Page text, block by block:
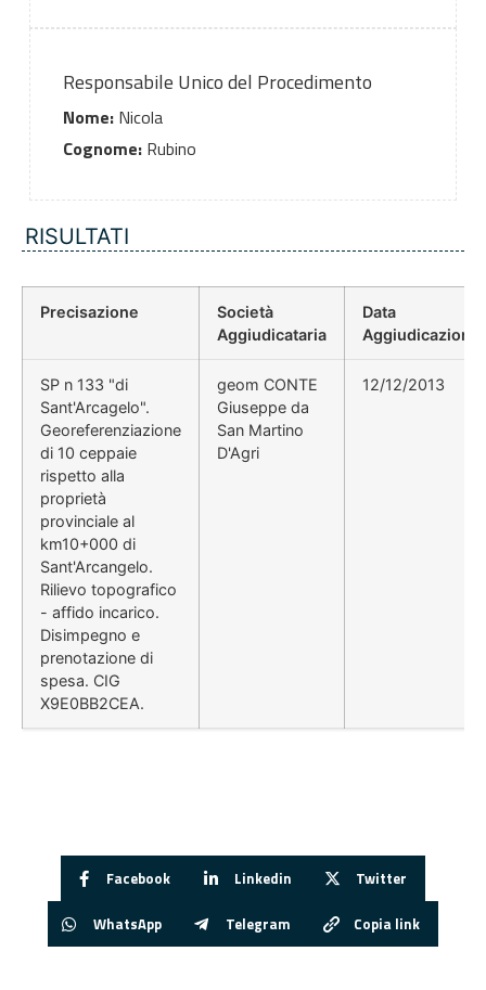
Responsabile Unico del Procedimento
Nome:Nicola
Cognome:Rubino
RISULTATI
Precisazione
Società
Aggiudicataria
Data
Aggiudicazione
SP n 133 "di
Sant'Arcagelo".
Georeferenziazione
di 10 ceppaie
rispetto alla
proprietà
provinciale al
km10+000 di
Sant'Arcangelo.
Rilievo topografico
- affido incarico.
Disimpegno e
prenotazione di
spesa. CIG
X9E0BB2CEA.
geom CONTE
Giuseppe da
San Martino
D'Agri
12/12/2013
Facebook Linkedin Twitter
WhatsApp Telegram Copia link